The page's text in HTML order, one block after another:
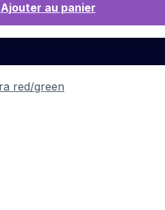
Ajouter au panier